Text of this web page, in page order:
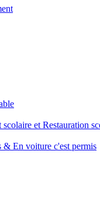
et Restauration
& En voiture c'est permis